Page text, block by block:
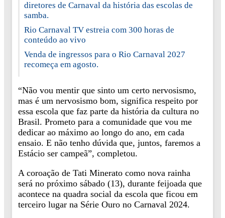
diretores de Carnaval da história das escolas de
samba.
Rio Carnaval TV estreia com 300 horas de
conteúdo ao vivo
Venda de ingressos para o Rio Carnaval 2027
recomeça em agosto.
“Não vou mentir que sinto um certo nervosismo,
mas é um nervosismo bom, significa respeito por
essa escola que faz parte da história da cultura no
Brasil. Prometo para a comunidade que vou me
dedicar ao máximo ao longo do ano, em cada
ensaio. E não tenho dúvida que, juntos, faremos a
Estácio ser campeã”, completou.
A coroação de Tati Minerato como nova rainha
será no próximo sábado (13), durante feijoada que
acontece na quadra social da escola que ficou em
terceiro lugar na Série Ouro no Carnaval 2024.